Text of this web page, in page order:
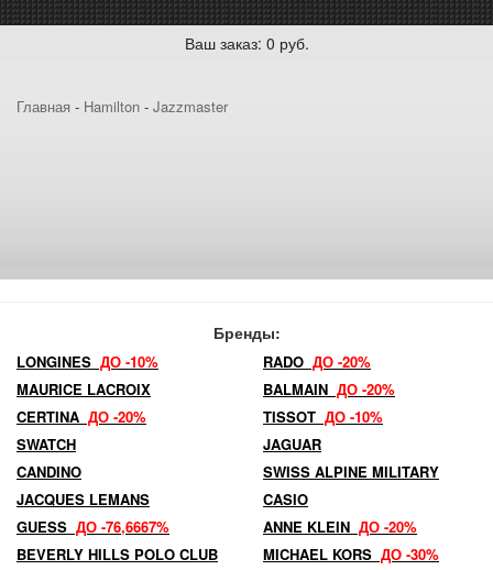
Ваш заказ: 0 руб.
Главная - Hamilton - Jazzmaster
Бренды:
LONGINES ДО -10% RADO ДО -20%
MAURICE LACROIX
BALMAIN ДО -20%
CERTINA ДО -20% TISSOT ДО -10%
SWATCH
JAGUAR
CANDINO
SWISS ALPINE MILITARY
JACQUES LEMANS
CASIO
GUESS ДО -76,6667% ANNE KLEIN ДО -20%
BEVERLY HILLS POLO CLUB
MICHAEL KORS ДО -30%